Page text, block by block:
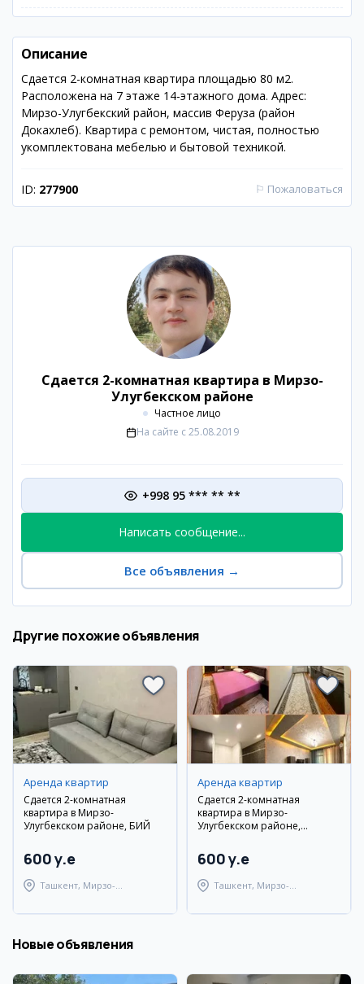
Описание
Сдается 2-комнатная квартира площадью 80 м2.
Расположена на 7 этаже 14-этажного дома. Адрес:
Мирзо-Улугбекский район, массив Феруза (район
Докахлеб). Квартира с ремонтом, чистая, полностью
укомплектована мебелью и бытовой техникой.
ID: 277900 ⚐ Пожаловаться
Сдается 2-комнатная квартира в Мирзо-
Улугбекском районе
Частное лицо
На сайте с 25.08.2019
+998 95 *** ** **
Написать сообщение...
Все объявления →
Другие похожие объявления
Аренда квартир
Сдается 2-комнатная
квартира в Мирзо-
Улугбекском районе, БИЙ
600 y.e
Ташкент, Мирзо-
Аренда квартир
Сдается 2-комнатная
квартира в Мирзо-
Улугбекском районе,
600 y.e
Ташкент, Мирзо-
Новые объявления